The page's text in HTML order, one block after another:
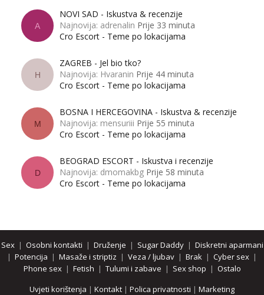
A
NOVI SAD - Iskustva & recenzije
Najnovija: adrenalin Prije 33 minuta
Cro Escort - Teme po lokacijama
H
ZAGREB - Jel bio tko?
Najnovija: Hvaranin Prije 44 minuta
Cro Escort - Teme po lokacijama
M
BOSNA I HERCEGOVINA - Iskustva & recenzije
Najnovija: mensuriii Prije 55 minuta
Cro Escort - Teme po lokacijama
D
BEOGRAD ESCORT - Iskustva i recenzije
Najnovija: dmomakbg Prije 58 minuta
Cro Escort - Teme po lokacijama
Sex| Osobni kontakti | Druženje | Sugar Daddy| Diskretni aparmani
| Potencija | Masaže i striptiz | Veza / ljubav | Brak | Cyber sex |
Phone sex| Fetish | Tulumi i zabave | Sex shop | Ostalo
Uvjeti korištenja | Kontakt | Polica privatnosti | Marketing